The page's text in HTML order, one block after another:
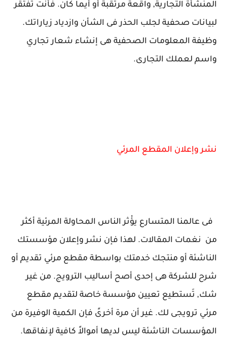
المنشأة التجارية, واقعة مرتقبة أو أيما كان. فأنت تفتقر
لبيانات صحفية لجلب الحذر فى الشأن وازدياد زياراتك.
وظيفة المعلومات الصحفية هى إنشاء شعار تجاري
واسم لعملك التجارى.
نشر وإعلان المقطع المرئي
فى عالمنا المتسارع يؤْثر الناس المحاولة المرئية أكثر
من نغمات المقالات. لهذا فإن نشر وإعلان مؤسستك
الناشئة أو منتجك خدمتك بواسطة مقطع مرئي تقديم أو
شرح للشركة هى إحدى أصح أساليب الترويج. من غير
شك, تَستطيع تعيين مؤسسة خاصة لتقديم مقطع
مرئي ترويجى لك. غير أن مرة أخرىً فإن الكمية الوفيرة من
المؤسسات الناشئة ليس لديها أموالاً كافية لإنفاقها.